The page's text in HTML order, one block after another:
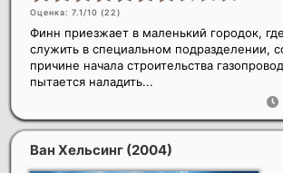
Оценка: 7.1/10 (22)
Финн приезжает в маленький городок,
служить в специальном подразделении,
причине начала строительства
пытается наладить...
Ван Хельсинг (2004)